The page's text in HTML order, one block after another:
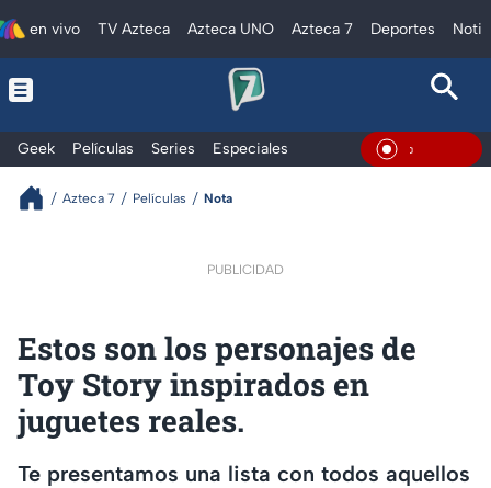
en vivo TV Azteca Azteca UNO Azteca 7 Deportes
Geek Películas Series Especiales En Vivo
Azteca 7 Películas Nota
PUBLICIDAD
Estos son los personajes de
Toy Story inspirados en
juguetes reales.
Te presentamos una lista con todos aquellos